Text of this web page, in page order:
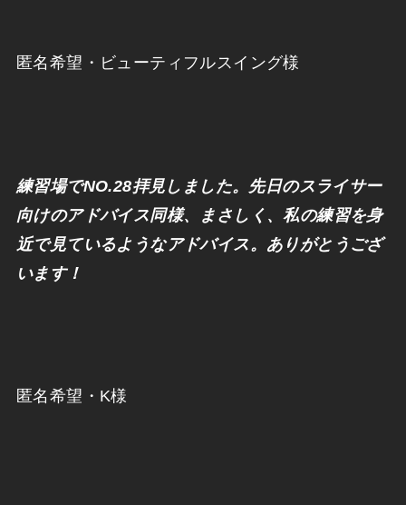
匿名希望・ビューティフルスイング様
練習場でNO.28拝見しました。 先日のスライサー
向けのアドバイス同様、まさしく、私の練習を身
近で見ているようなアドバイス。 ありがとうござ
います！
匿名希望・K様